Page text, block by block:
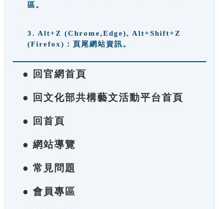
區。
3. Alt+Z (Chrome,Edge), Alt+Shift+Z
(Firefox)：頁尾網站資訊。
● 回官網首頁
● 回文化部共構藝文活動平台首頁
● 回首頁
● 網站導覽
● 常見問題
● 會員專區